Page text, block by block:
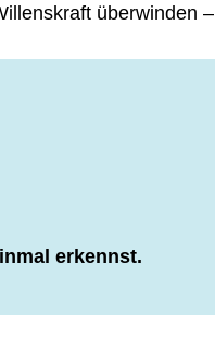
überwinden
erkennst.